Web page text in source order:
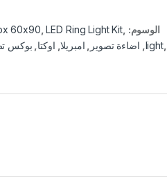
الوسوم: 60x90, LED Ring Light Kit,
light,
, اضاءة تصوير , امبريلا, اوكتا, بوكس